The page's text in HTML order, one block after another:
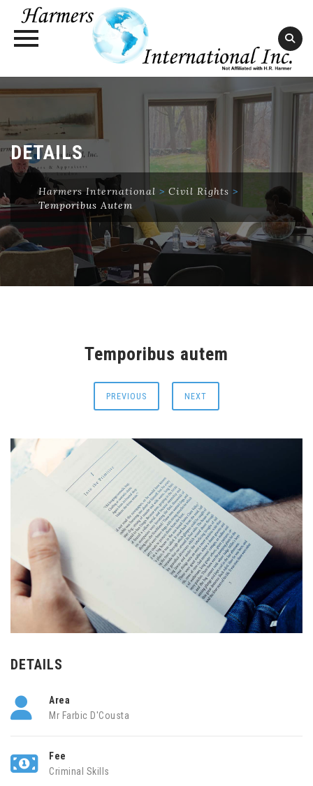
DETAILS
Harmers International > Civil Rights >
Temporibus Autem
Temporibus autem
PREVIOUS NEXT
DETAILS
Area
Mr Farbic D'Cousta
Fee
Criminal Skills